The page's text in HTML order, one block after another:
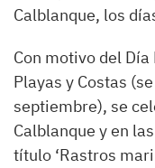
Calblanque, los
Con motivo del
Playas y Costas
septiembre), se
Calblanque y en
título ‘Rastros